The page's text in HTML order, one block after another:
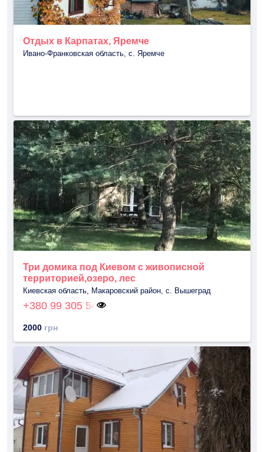
Отдых в Карпатах, Яремче
Ивано-Франковская область, с. Яремче
Три домика под Киевом с живописной
территорией,озеро, лес
Киевская область, Макаровский район, с. Вышеград
+380 99 305 54
2000 грн